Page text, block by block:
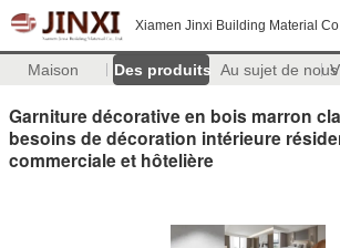
Xiamen Jinxi Building Material
Maison Des produits Au sujet de nous
Garniture décorative en bois marron
besoins de décoration intérieure
commerciale et hôtelière